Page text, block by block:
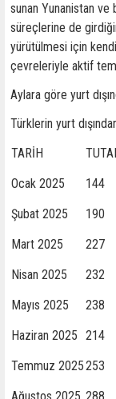
sunan Yunanistan
süreçlerine de
yürütülmesi için
çevreleriyle aktif
Aylara göre yurt
Türklerin yurt
TARİH
Ocak 2025
144
Şubat 2025
190
Mart 2025
227
Nisan 2025
232
Mayıs 2025
238
Haziran 2025 214
Temmuz 2025253